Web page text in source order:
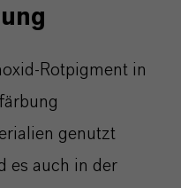
Rotpigment in
genutzt
es auch in der